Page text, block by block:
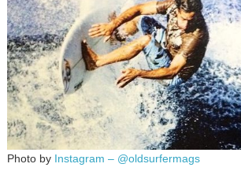
Photo by Instagram – @oldsurfermags